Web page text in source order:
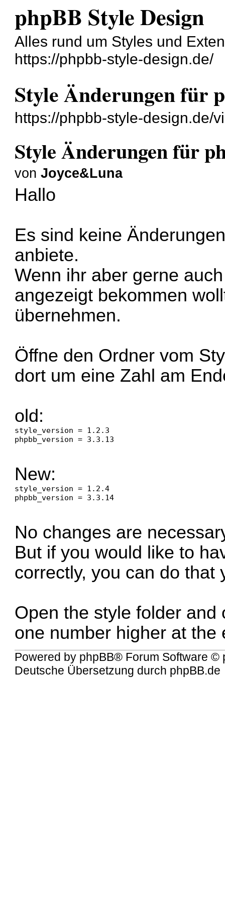
phpBB Style Design
Alles rund um Styles und
https://phpbb-style-design.de/
Style Änderungen für
https://phpbb-style-design.de/
Style Änderungen für
vonJoyce&Luna
Hallo
Es sind keine
anbiete.
Wenn ihr aber gerne
angezeigt bekommen
übernehmen.
Öffne den Ordner vom
dort um eine Zahl am
old:
style_version = 1.2.3
phpbb_version = 3.3.13
New:
style_version = 1.2.4
phpbb_version = 3.3.14
No changes are
But if you would like to
correctly, you can do that
Open the style folder
one number higher at the
Powered by phpBB® Forum Software ©
Deutsche Übersetzung durch phpBB.de